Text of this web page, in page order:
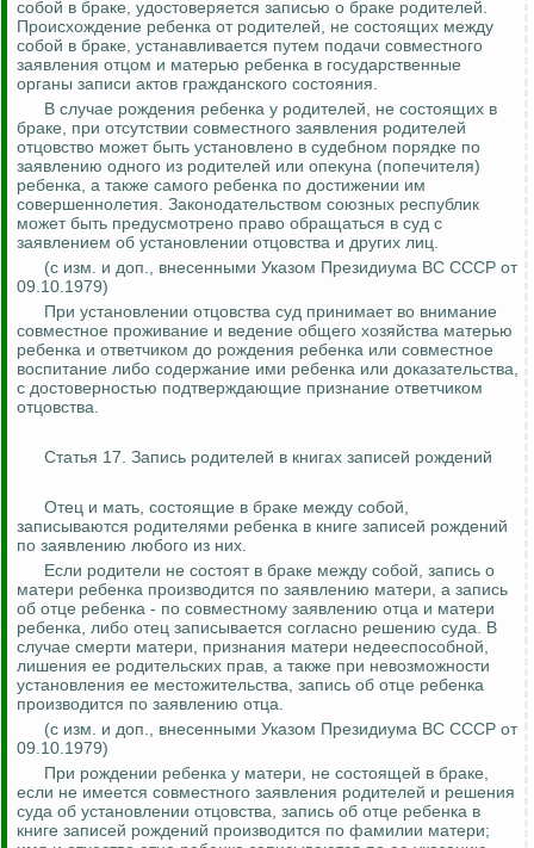
собой в браке, удостоверяется записью о браке родителей.
Происхождение ребенка от родителей, не состоящих между
собой в браке, устанавливается путем подачи совместного
заявления отцом и матерью ребенка в государственные
органы записи актов гражданского состояния.
В случае рождения ребенка у родителей, не состоящих в
браке, при отсутствии совместного заявления родителей
отцовство может быть установлено в судебном порядке по
заявлению одного из родителей или опекуна (попечителя)
ребенка, а также самого ребенка по достижении им
совершеннолетия. Законодательством союзных республик
может быть предусмотрено право обращаться в суд с
заявлением об установлении отцовства и других лиц.
(с изм. и доп., внесенными Указом Президиума ВС СССР от
09.10.1979)
При установлении отцовства суд принимает во внимание
совместное проживание и ведение общего хозяйства матерью
ребенка и ответчиком до рождения ребенка или совместное
воспитание либо содержание ими ребенка или доказательства,
с достоверностью подтверждающие признание ответчиком
отцовства.
Статья 17. Запись родителей в книгах записей рождений
Отец и мать, состоящие в браке между собой,
записываются родителями ребенка в книге записей рождений
по заявлению любого из них.
Если родители не состоят в браке между собой, запись о
матери ребенка производится по заявлению матери, а запись
об отце ребенка - по совместному заявлению отца и матери
ребенка, либо отец записывается согласно решению суда. В
случае смерти матери, признания матери недееспособной,
лишения ее родительских прав, а также при невозможности
установления ее местожительства, запись об отце ребенка
производится по заявлению отца.
(с изм. и доп., внесенными Указом Президиума ВС СССР от
09.10.1979)
При рождении ребенка у матери, не состоящей в браке,
если не имеется совместного заявления родителей и решения
суда об установлении отцовства, запись об отце ребенка в
книге записей рождений производится по фамилии матери;